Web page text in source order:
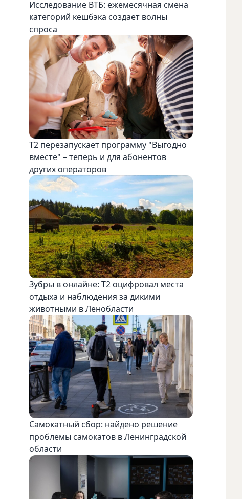
Исследование ВТБ: ежемесячная смена
категорий кешбэка создает волны
спроса
Т2 перезапускает программу "Выгодно
вместе" – теперь и для абонентов
других операторов
Зубры в онлайне: Т2 оцифровал места
отдыха и наблюдения за дикими
животными в Ленобласти
Самокатный сбор: найдено решение
проблемы самокатов в Ленинградской
области